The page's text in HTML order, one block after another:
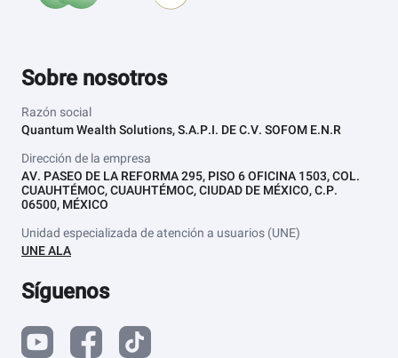
Sobre nosotros
Razón social
Quantum Wealth Solutions, S.A.P.I. DE C.V. SOFOM E.N.R
Dirección de la empresa
AV. PASEO DE LA REFORMA 295, PISO 6 OFICINA 1503, COL.
CUAUHTÉMOC, CUAUHTÉMOC, CIUDAD DE MÉXICO, C.P.
06500, MÉXICO
Unidad especializada de atención a usuarios (UNE)
UNE ALA
Síguenos